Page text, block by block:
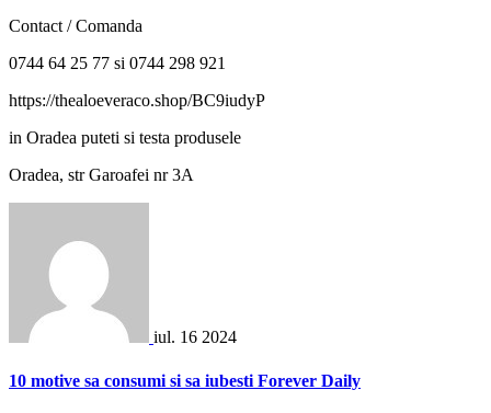
Contact / Comanda
0744 64 25 77 si 0744 298 921
https://thealoeveraco.shop/BC9iudyP
in Oradea puteti si testa produsele
Oradea, str Garoafei nr 3A
iul. 16 2024
10 motive sa consumi si sa iubesti Forever Daily